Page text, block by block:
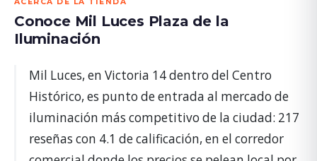
ACERCA DE LA TIENDA
Conoce Mil Luces Plaza de la
Iluminación
Mil Luces, en Victoria 14 dentro del Centro
Histórico, es punto de entrada al mercado de
iluminación más competitivo de la ciudad: 217
reseñas con 4.1 de calificación, en el corredor